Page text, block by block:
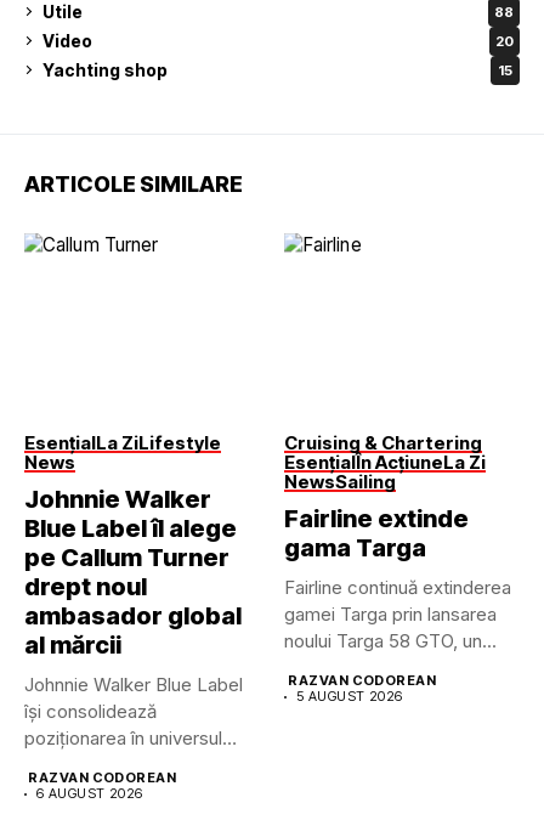
Utile 88
Video 20
Yachting shop 15
ARTICOLE SIMILARE
EsențialLa ZiLifestyle
News
Johnnie Walker
Blue Label îl alege
pe Callum Turner
drept noul
ambasador global
al mărcii
Johnnie Walker Blue Label
își consolidează
poziționarea în universul
RAZVAN CODOREAN
6 AUGUST 2026
Cruising & Chartering
EsențialÎn AcțiuneLa Zi
NewsSailing
Fairline extinde
gama Targa
Fairline continuă extinderea
gamei Targa prin lansarea
noului Targa 58 GTO, un...
RAZVAN CODOREAN
5 AUGUST 2026